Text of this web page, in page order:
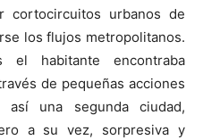
cortocircuitos urbanos de
los flujos metropolitanos.
habitante encontraba
de pequeñas acciones
así una segunda ciudad,
a su vez, sorpresiva y